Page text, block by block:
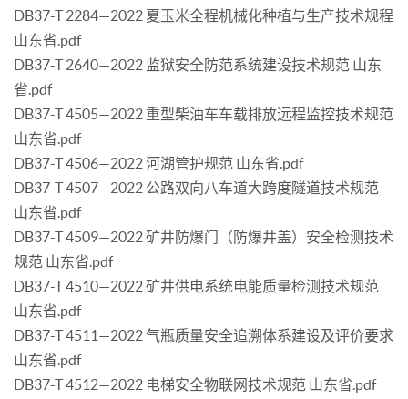
DB37-T 2284—2022 夏玉米全程机械化种植与生产技术规程
山东省.pdf
DB37-T 2640—2022 监狱安全防范系统建设技术规范 山东
省.pdf
DB37-T 4505—2022 重型柴油车车载排放远程监控技术规范
山东省.pdf
DB37-T 4506—2022 河湖管护规范 山东省.pdf
DB37-T 4507—2022 公路双向八车道大跨度隧道技术规范
山东省.pdf
DB37-T 4509—2022 矿井防爆门（防爆井盖）安全检测技术
规范 山东省.pdf
DB37-T 4510—2022 矿井供电系统电能质量检测技术规范
山东省.pdf
DB37-T 4511—2022 气瓶质量安全追溯体系建设及评价要求
山东省.pdf
DB37-T 4512—2022 电梯安全物联网技术规范 山东省.pdf